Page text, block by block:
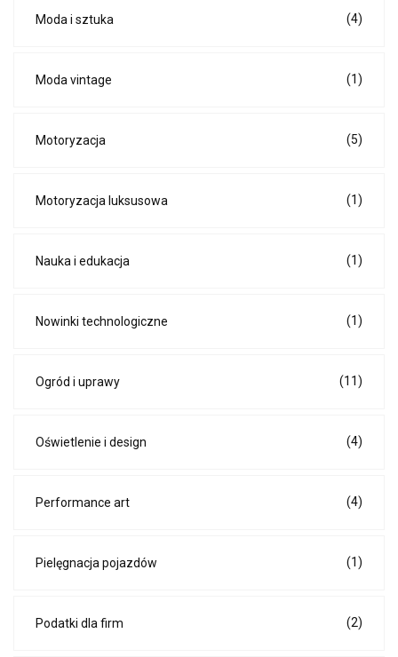
Moda i sztuka (4)
Moda vintage (1)
Motoryzacja (5)
Motoryzacja luksusowa (1)
Nauka i edukacja (1)
Nowinki technologiczne (1)
Ogród i uprawy (11)
Oświetlenie i design (4)
Performance art (4)
Pielęgnacja pojazdów (1)
Podatki dla firm (2)